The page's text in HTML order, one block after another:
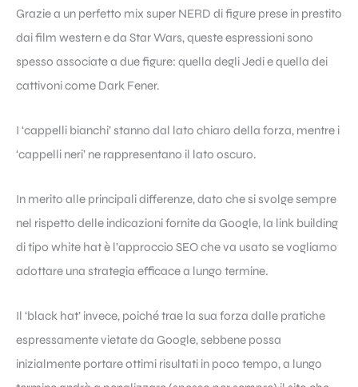
Grazie a un perfetto mix super NERD di figure prese in prestito
dai film western e da Star Wars, queste espressioni sono
spesso associate a due figure: quella degli Jedi e quella dei
cattivoni come Dark Fener.
I ‘cappelli bianchi’ stanno dal lato chiaro della forza, mentre i
‘cappelli neri’ ne rappresentano il lato oscuro.
In merito alle principali differenze, dato che si svolge sempre
nel rispetto delle indicazioni fornite da Google, la link building
di tipo white hat è l’approccio SEO che va usato se vogliamo
adottare una strategia efficace a lungo termine.
Il ‘black hat’ invece, poiché trae la sua forza dalle pratiche
espressamente vietate da Google, sebbene possa
inizialmente portare ottimi risultati in poco tempo, a lungo